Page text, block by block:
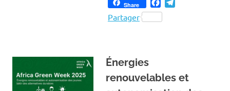
Share Facebook
Partager
‎Énergies
renouvelables et